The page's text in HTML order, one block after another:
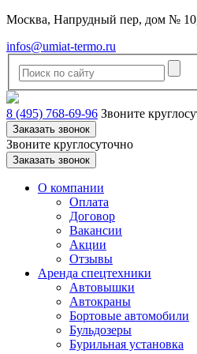
Москва, Напрудный пер, дом №
infos@umiat-termo.ru
8 (495) 768-69-96 Звоните
Заказать звонок
Звоните круглосуточно
Заказать звонок
О компании
Оплата
Договор
Вакансии
Акции
Отзывы
Аренда спецтехники
Автовышки
Автокраны
Бортовые автомобили
Бульдозеры
Бурильная установка